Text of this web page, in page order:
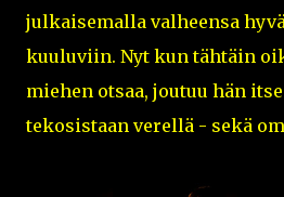
julkaisemalla valheensa
kuuluviin. Nyt kun tähtäin
miehen otsaa, joutuu hän
tekosistaan verellä - sekä